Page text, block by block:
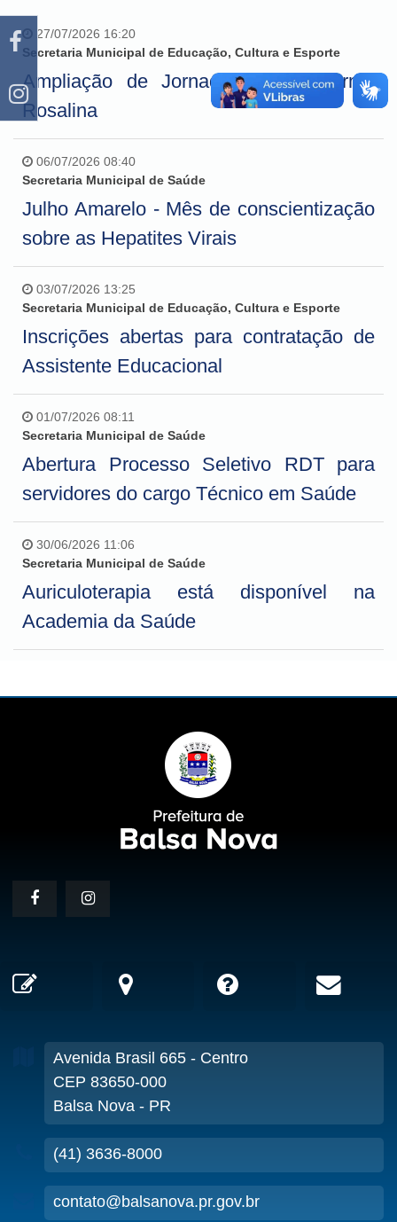
27/07/2026 16:20
Secretaria Municipal de Educação, Cultura e Esporte
Ampliação de Jornada - Escola Irmã
Rosalina
06/07/2026 08:40
Secretaria Municipal de Saúde
Julho Amarelo - Mês de conscientização
sobre as Hepatites Virais
03/07/2026 13:25
Secretaria Municipal de Educação, Cultura e Esporte
Inscrições abertas para contratação de
Assistente Educacional
01/07/2026 08:11
Secretaria Municipal de Saúde
Abertura Processo Seletivo RDT para
servidores do cargo Técnico em Saúde
30/06/2026 11:06
Secretaria Municipal de Saúde
Auriculoterapia está disponível na
Academia da Saúde
Avenida Brasil 665 - Centro
CEP 83650-000
Balsa Nova - PR
(41) 3636-8000
contato@balsanova.pr.gov.br